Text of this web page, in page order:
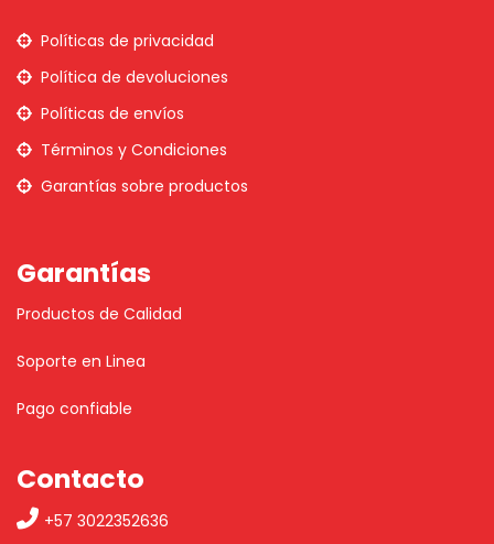
Políticas de privacidad
Política de devoluciones
Políticas de envíos
Términos y Condiciones
Garantías sobre productos
Garantías
Productos de Calidad
Soporte en Linea
Pago confiable
Contacto
+57 3022352636